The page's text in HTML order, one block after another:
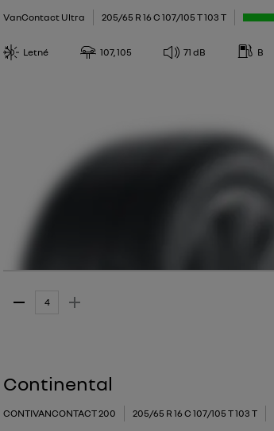
VanContact Ultra 205/65 R 16 C 107/105 T 103 T
Letné 107, 105 71 dB B
Continental
CONTIVANCONTACT 200 205/65 R 16 C 107/105 T 103 T